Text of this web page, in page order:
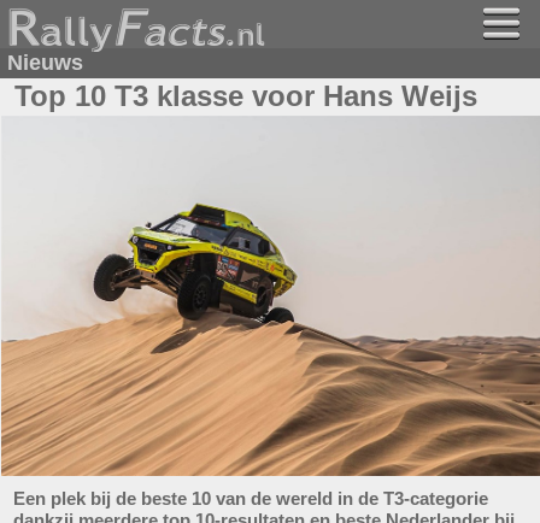
Nieuws
Top 10 T3 klasse voor Hans Weijs
Een plek bij de beste 10 van de wereld in de T3-categorie